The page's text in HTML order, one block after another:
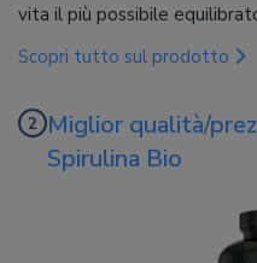
vita il più possibile
Scopri tutto sul prodotto
Miglior qualità/
Spirulina Bio